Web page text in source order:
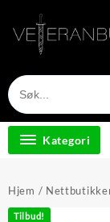
content
Kategori
Hjem /
Tilbud!